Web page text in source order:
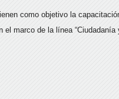
como objetivo la
marco de la línea “Ciudadanía